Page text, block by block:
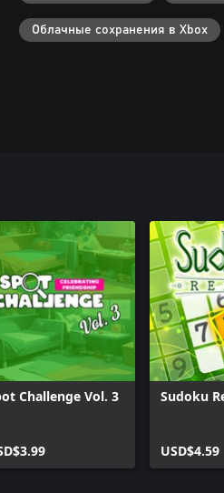
Облачные сохранения в Xbox
Challenge Vol. 3 Sudoku
USD$4.59